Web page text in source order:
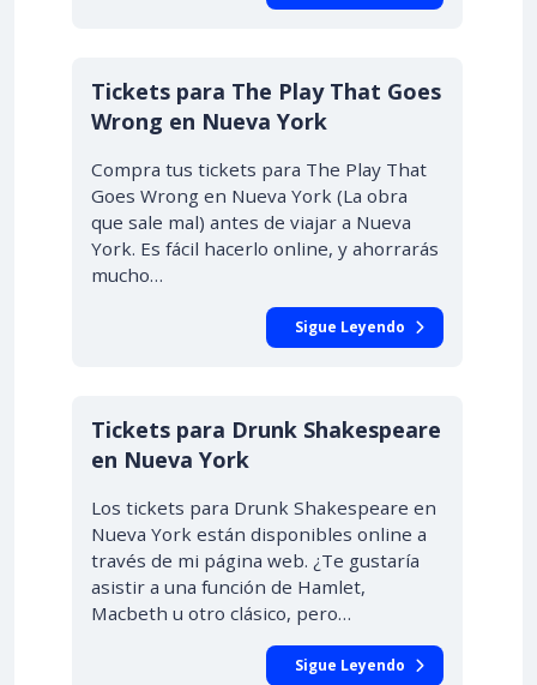
Tickets para The Play That Goes
Wrong en Nueva York
Compra tus tickets para The Play That
Goes Wrong en Nueva York (La obra
que sale mal) antes de viajar a Nueva
York. Es fácil hacerlo online, y ahorrarás
mucho…
Sigue Leyendo
Tickets para Drunk Shakespeare
en Nueva York
Los tickets para Drunk Shakespeare en
Nueva York están disponibles online a
través de mi página web. ¿Te gustaría
asistir a una función de Hamlet,
Macbeth u otro clásico, pero…
Sigue Leyendo